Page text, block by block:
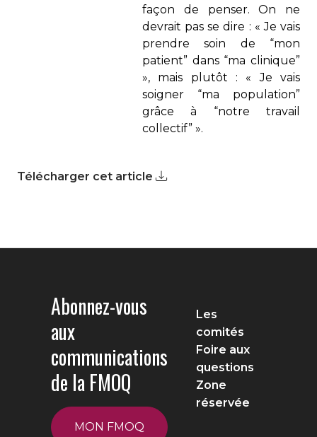
façon de penser. On ne
devrait pas se dire : « Je vais
prendre soin de “mon
patient” dans “ma clinique”
», mais plutôt : « Je vais
soigner “ma population”
grâce à “notre travail
collectif” ».
Télécharger cet article
Abonnez-vous
aux
communications
de la FMOQ
MON FMOQ
Les
comités
Foire aux
questions
Zone
réservée